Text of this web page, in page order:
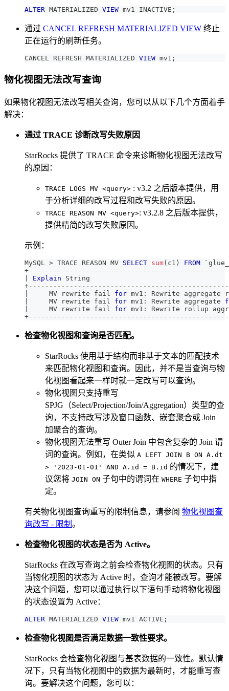
ALTER MATERIALIZED VIEW mv1 INACTIVE ;
通过 CANCEL REFRESH MATERIALIZED VIEW 终止
正在运行的刷新任务。
CANCEL REFRESH MATERIALIZED VIEW mv1 ;
物化视图无法改写查询
如果物化视图无法改写相关查询，您可以从以下几个方面着手
解决：
通过 TRACE 诊断改写失败原因
StarRocks 提供了 TRACE 命令来诊断物化视图无法改写
的原因：
TRACE LOGS MV <query> : v3.2 之后版本提供，用
于分析详细的改写过程和改写失败的原因。
TRACE REASON MV <query>: v3.2.8 之后版本提供，
提供精简的改写失败原因。
示例：
MySQL > TRACE REASON MV SELECT sum( c1 ) FROM `
+
Explain
+
     MV rewrite fail
for mv1: Rewrite
     MV rewrite fail
for mv1: Rewrite aggregate
     MV rewrite fail
for mv1: Rewrite
+
检查物化视图和查询是否匹配。
StarRocks 使用基于结构而非基于文本的匹配技术
来匹配物化视图和查询。因此，并不是当查询与物
化视图看起来一样时就一定改写可以查询。
物化视图只支持重写
SPJG（Select/Projection/Join/Aggregation）类型的查
询，不支持改写涉及窗口函数、嵌套聚合或 Join
加聚合的查询。
物化视图无法重写 Outer Join 中包含复杂的 Join 谓
词的查询。例如，在类似 A LEFT JOIN B ON A.dt
> '2023-01-01' AND A.id = B.id 的情况下，建
议您将 JOIN ON 子句中的谓词在 WHERE 子句中指
定。
有关物化视图查询重写的限制信息，请参阅 物化视图查
询改写 - 限制 。
检查物化视图的状态是否为 Active。
StarRocks 在改写查询之前会检查物化视图的状态。只有
当物化视图的状态为 Active 时，查询才能被改写。要解
决这个问题，您可以通过执行以下语句手动将物化视图
的状态设置为 Active：
ALTER MATERIALIZED VIEW mv1 ACTIVE ;
检查物化视图是否满足数据一致性要求。
StarRocks 会检查物化视图与基表数据的一致性。默认情
况下，只有当物化视图中的数据为最新时，才能重写查
询。要解决这个问题，您可以：